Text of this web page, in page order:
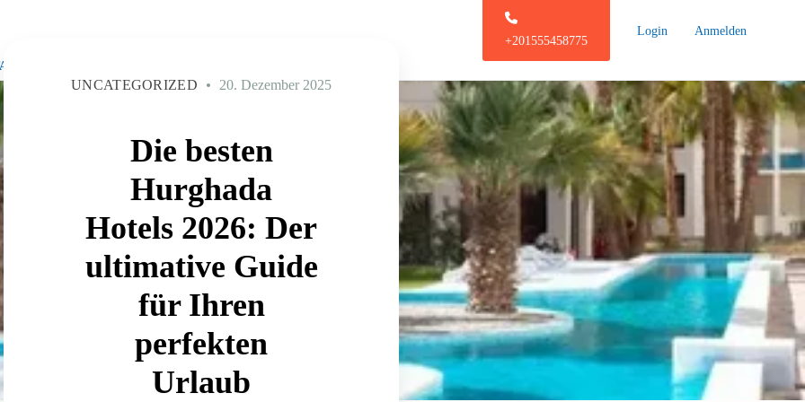
+201555458775
Login Anmelden
UNCATEGORIZED 20. Dezember 2025
Die besten
Hurghada
Hotels 2026: Der
ultimative Guide
für Ihren
perfekten
Urlaub